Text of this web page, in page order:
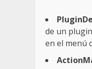
de un
en el menú